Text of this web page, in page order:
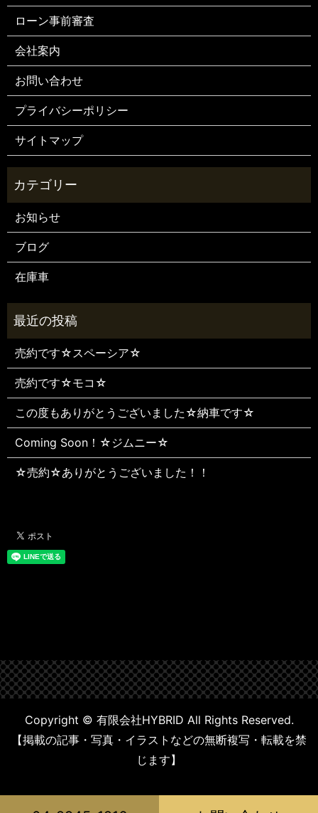
ローン事前審査
会社案内
お問い合わせ
プライバシーポリシー
サイトマップ
お知らせ
ブログ
在庫車
売約です☆スペーシア☆
売約です☆モコ☆
この度もありがとうございました☆納車です☆
Coming Soon！☆ジムニー☆
☆売約☆ありがとうございました！！
Copyright © 有限会社HYBRID All Rights Reserved.
【掲載の記事・写真・イラストなどの無断複写・転載を禁
じます】